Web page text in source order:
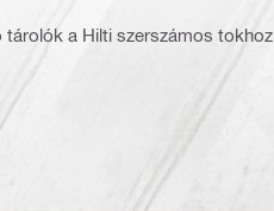
tárolók a Hilti szerszámos tokhoz